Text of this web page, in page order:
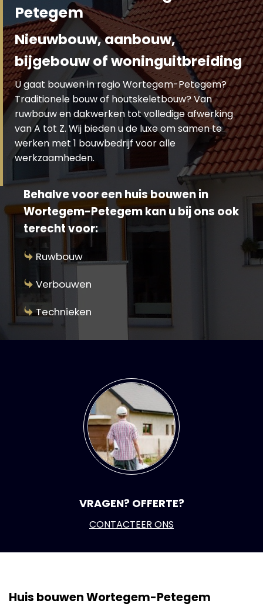
Petegem
Nieuwbouw, aanbouw,
bijgebouw of woninguitbreiding
U gaat bouwen in regio Wortegem-Petegem?
Traditionele bouw of houtskeletbouw? Van
ruwbouw en dakwerken tot volledige afwerking
van A tot Z. Wij bieden u de luxe om samen te
werken met 1 bouwbedrijf voor alle
werkzaamheden.
Behalve voor een huis bouwen in
Wortegem-Petegem kan u bij ons ook
terecht voor:
Ruwbouw
Verbouwen
Technieken
VRAGEN? OFFERTE?
CONTACTEER ONS
Huis bouwen Wortegem-Petegem